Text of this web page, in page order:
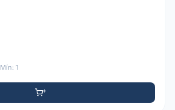
Mín: 1